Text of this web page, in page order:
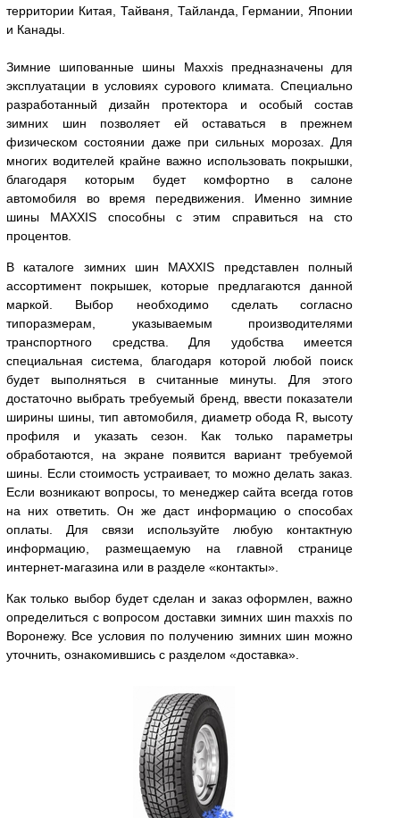
территории Китая, Тайваня, Тайланда, Германии, Японии
и Канады.
Зимние шипованные шины Maxxis предназначены для
эксплуатации в условиях сурового климата. Специально
разработанный дизайн протектора и особый состав
зимних шин позволяет ей оставаться в прежнем
физическом состоянии даже при сильных морозах. Для
многих водителей крайне важно использовать покрышки,
благодаря которым будет комфортно в салоне
автомобиля во время передвижения. Именно зимние
шины MAXXIS способны с этим справиться на сто
процентов.
В каталоге зимних шин MAXXIS представлен полный
ассортимент покрышек, которые предлагаются данной
маркой. Выбор необходимо сделать согласно
типоразмерам, указываемым производителями
транспортного средства. Для удобства имеется
специальная система, благодаря которой любой поиск
будет выполняться в считанные минуты. Для этого
достаточно выбрать требуемый бренд, ввести показатели
ширины шины, тип автомобиля, диаметр обода R, высоту
профиля и указать сезон. Как только параметры
обработаются, на экране появится вариант требуемой
шины. Если стоимость устраивает, то можно делать заказ.
Если возникают вопросы, то менеджер сайта всегда готов
на них ответить. Он же даст информацию о способах
оплаты. Для связи используйте любую контактную
информацию, размещаемую на главной странице
интернет-магазина или в разделе «контакты».
Как только выбор будет сделан и заказ оформлен, важно
определиться с вопросом доставки зимних шин maxxis по
Воронежу. Все условия по получению зимних шин можно
уточнить, ознакомившись с разделом «доставка».